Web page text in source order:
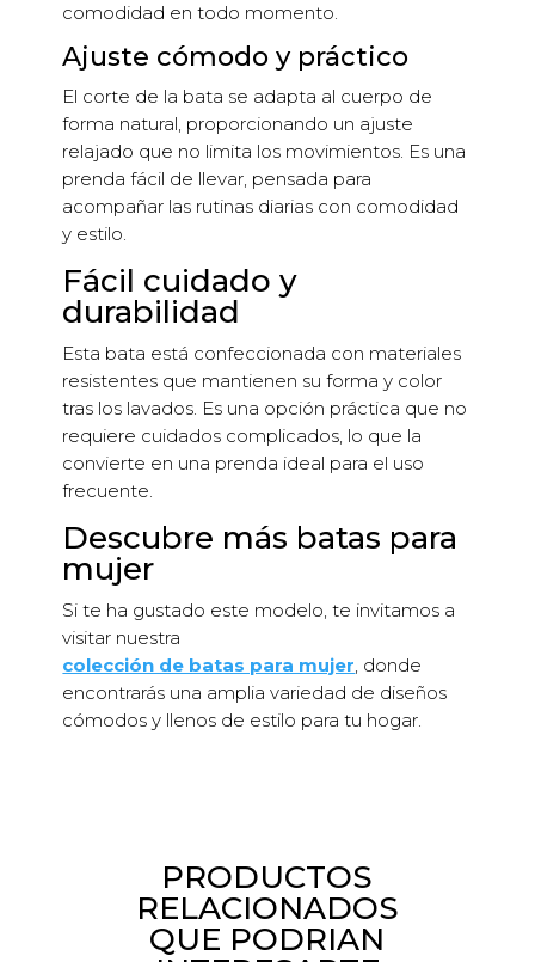
comodidad en todo momento.
Ajuste cómodo y práctico
El corte de la bata se adapta al cuerpo de
forma natural, proporcionando un ajuste
relajado que no limita los movimientos. Es una
prenda fácil de llevar, pensada para
acompañar las rutinas diarias con comodidad
y estilo.
Fácil cuidado y
durabilidad
Esta bata está confeccionada con materiales
resistentes que mantienen su forma y color
tras los lavados. Es una opción práctica que no
requiere cuidados complicados, lo que la
convierte en una prenda ideal para el uso
frecuente.
Descubre más batas para
mujer
Si te ha gustado este modelo, te invitamos a
visitar nuestra
colección de batas para mujer, donde
encontrarás una amplia variedad de diseños
cómodos y llenos de estilo para tu hogar.
PRODUCTOS
RELACIONADOS
QUE PODRIAN